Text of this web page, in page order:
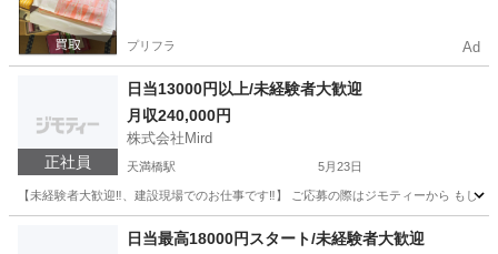
プリフラ Ad
正社員
日当13000円以上/未経験者大歓迎
月収240,000円
株式会社Mird
天満橋駅 5月23日
【未経験者大歓迎‼️、建設現場でのお仕事です‼️】 ご応募の際はジモティーから もし
天満橋駅 土木 未経験
日当最高18000円スタート/未経験者大歓迎